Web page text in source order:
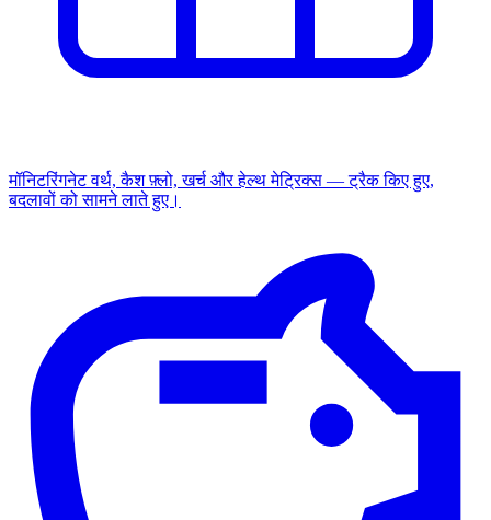
मॉनिटरिंगनेट वर्थ, कैश फ़्लो, खर्च और हेल्थ मेट्रिक्स — ट्रैक किए हुए,
बदलावों को सामने लाते हुए।